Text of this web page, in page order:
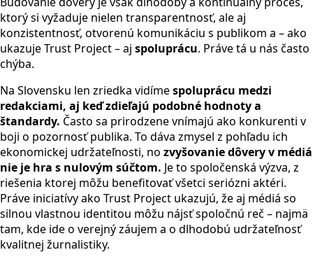
ktorý si vyžaduje nielen transparentnosť, ale aj
konzistentnosť, otvorenú komunikáciu s publikom a – ako
ukazuje Trust Project – aj spoluprácu. Práve tá u nás často
chýba.
Na Slovensku len zriedka vidímespoluprácu medzi
redakciami, aj keď zdieľajú podobné hodnoty a
štandardy. Často sa prirodzene vnímajú ako konkurenti v
boji o pozornosť publika. To dáva zmysel z pohľadu ich
ekonomickej udržateľnosti, no zvyšovanie dôvery v médiá
nie je hra s nulovým súčtom. Je to spoločenská výzva, z
riešenia ktorej môžu benefitovať všetci seriózni aktéri.
Práve iniciatívy ako Trust Project ukazujú, že aj médiá so
silnou vlastnou identitou môžu nájsť spoločnú reč – najmä
tam, kde ide o verejný záujem a o dlhodobú udržateľnosť
kvalitnej žurnalistiky.